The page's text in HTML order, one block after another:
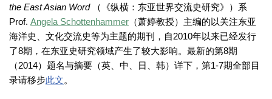
the East Asian Word
（《纵横：东亚世界交流史研究》）系
Prof. Angela Schottenhammer （萧婷教授）主编的以关注东亚
海洋史、文化交流史等为主题的期刊，自2010年以来已经发行
了8期，在东亚史研究领域产生了较大影响。最新的第8期
（2014）题名与摘要（英、中、日、韩）详下，第1-7期全部目
录请移步此文。